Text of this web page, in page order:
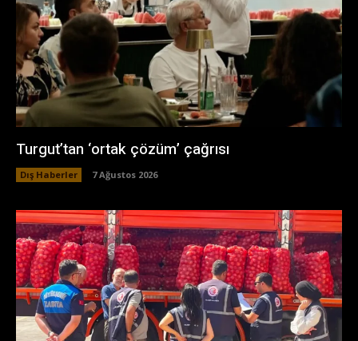
Turgut’tan ‘ortak çözüm’ çağrısı
Dış Haberler 7 Ağustos 2026